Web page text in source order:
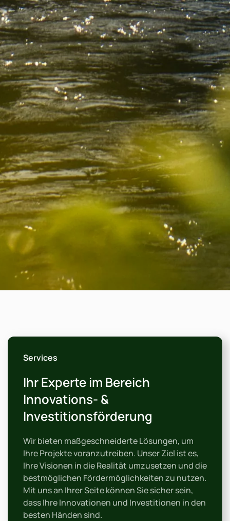
Services
Ihr Experte im Bereich
Innovations- &
Investitionsförderung
Wir bieten maßgeschneiderte Lösungen, um
Ihre Projekte voranzutreiben. Unser Ziel ist es,
Ihre Visionen in die Realität umzusetzen und die
bestmöglichen Fördermöglichkeiten zu nutzen.
Mit uns an Ihrer Seite können Sie sicher sein,
dass Ihre Innovationen und Investitionen in den
besten Händen sind.